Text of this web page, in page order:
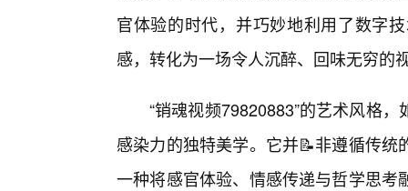
官体验的时代，并巧妙地利用了数字
感，转化为一场令人沉醉、回味无穷的
“销魂视频79820883”的艺术风格
感染力的独特美学。它并📝非遵循传
一种将感官体验、情感传递与哲学思